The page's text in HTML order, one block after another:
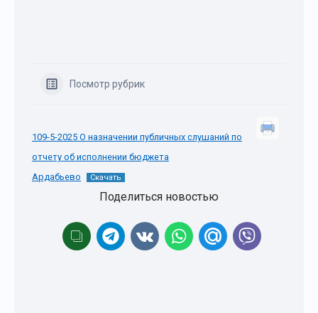
Посмотр рубрик
109-5-2025 О назначении публичных слушаний по
отчету об исполнении бюджета
Ардабьево
Скачать
Поделиться новостью